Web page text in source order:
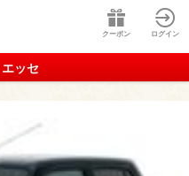
クーポン ログイン
ッセ